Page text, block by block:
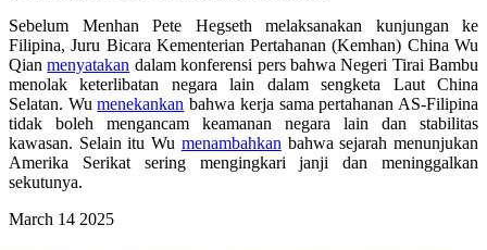
Sebelum Menhan Pete Hegseth melaksanakan kunjungan ke
Filipina, Juru Bicara Kementerian Pertahanan (Kemhan) China Wu
Qianmenyatakan dalam konferensi pers bahwa Negeri Tirai Bambu
menolak keterlibatan negara lain dalam sengketa Laut China
Selatan. Wumenekankan bahwa kerja sama pertahanan AS-Filipina
tidak boleh mengancam keamanan negara lain dan stabilitas
kawasan. Selain itu Wu menambahkan bahwa sejarah menunjukan
Amerika Serikat sering mengingkari janji dan meninggalkan
sekutunya.
March 14 2025